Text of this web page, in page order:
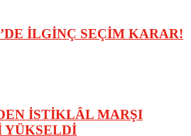
İLGİNÇ SEÇİM KARAR!
İSTİKLÂL MARŞI
YÜKSELDİ